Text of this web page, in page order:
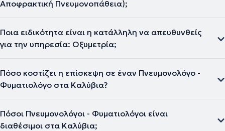
Αποφρακτική Πνευμονοπάθεια);
Ποια ειδικότητα είναι η κατάλληλη να απευθυνθείς
για την υπηρεσία: Οξυμετρία;
Πόσο κοστίζει η επίσκεψη σε έναν Πνευμονολόγο -
Φυματιολόγο στα Καλύβια?
Πόσοι Πνευμονολόγοι - Φυματιολόγοι είναι
διαθέσιμοι στα Καλύβια;